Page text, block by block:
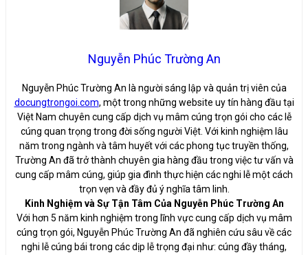
Nguyễn Phúc Trường An
Nguyễn Phúc Trường An là người sáng lập và quản trị viên của
docungtrongoi.com, một trong những website uy tín hàng đầu tại
Việt Nam chuyên cung cấp dịch vụ mâm cúng trọn gói cho các lễ
cúng quan trọng trong đời sống người Việt. Với kinh nghiệm lâu
năm trong ngành và tâm huyết với các phong tục truyền thống,
Trường An đã trở thành chuyên gia hàng đầu trong việc tư vấn và
cung cấp mâm cúng, giúp gia đình thực hiện các nghi lễ một cách
trọn vẹn và đầy đủ ý nghĩa tâm linh.
Kinh Nghiệm và Sự Tận Tâm Của Nguyễn Phúc Trường An
Với hơn 5 năm kinh nghiệm trong lĩnh vực cung cấp dịch vụ mâm
cúng trọn gói, Nguyễn Phúc Trường An đã nghiên cứu sâu về các
nghi lễ cúng bái trong các dịp lễ trọng đại như: cúng đầy tháng,